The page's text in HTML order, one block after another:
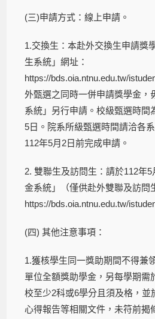
(三)申請方式：線上申請。
1.交換生：本赴外交換生申請獎
生系統」網址：
https://bds.oia.ntnu.edu.tw/
外甄選之同時一併申請獎學金，
系統」另行申請。校級甄選時間
5日。院系所級甄選時間請洽各
112年5月2日前完成申請。
2. 雙聯生及訪問生：請於112年
金系統」（僅供赴外雙聯及訪問
https://bds.oia.ntnu.edu.tw/
(四) 其他注意事項：
1.獲核學生同一獎助期間不得兼
單位全額獎助學金，另每學期需
校至少2科或6學分且須及格，並
心得報告等相關文件，未符前揭